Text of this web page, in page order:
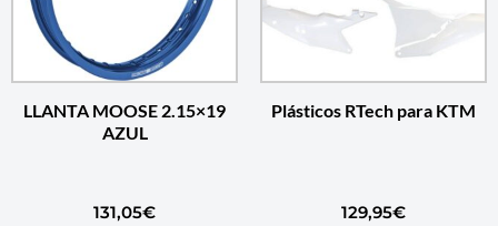
LLANTA MOOSE 2.15×19
AZUL
131,05€
Plásticos RTech para KTM
129,95€